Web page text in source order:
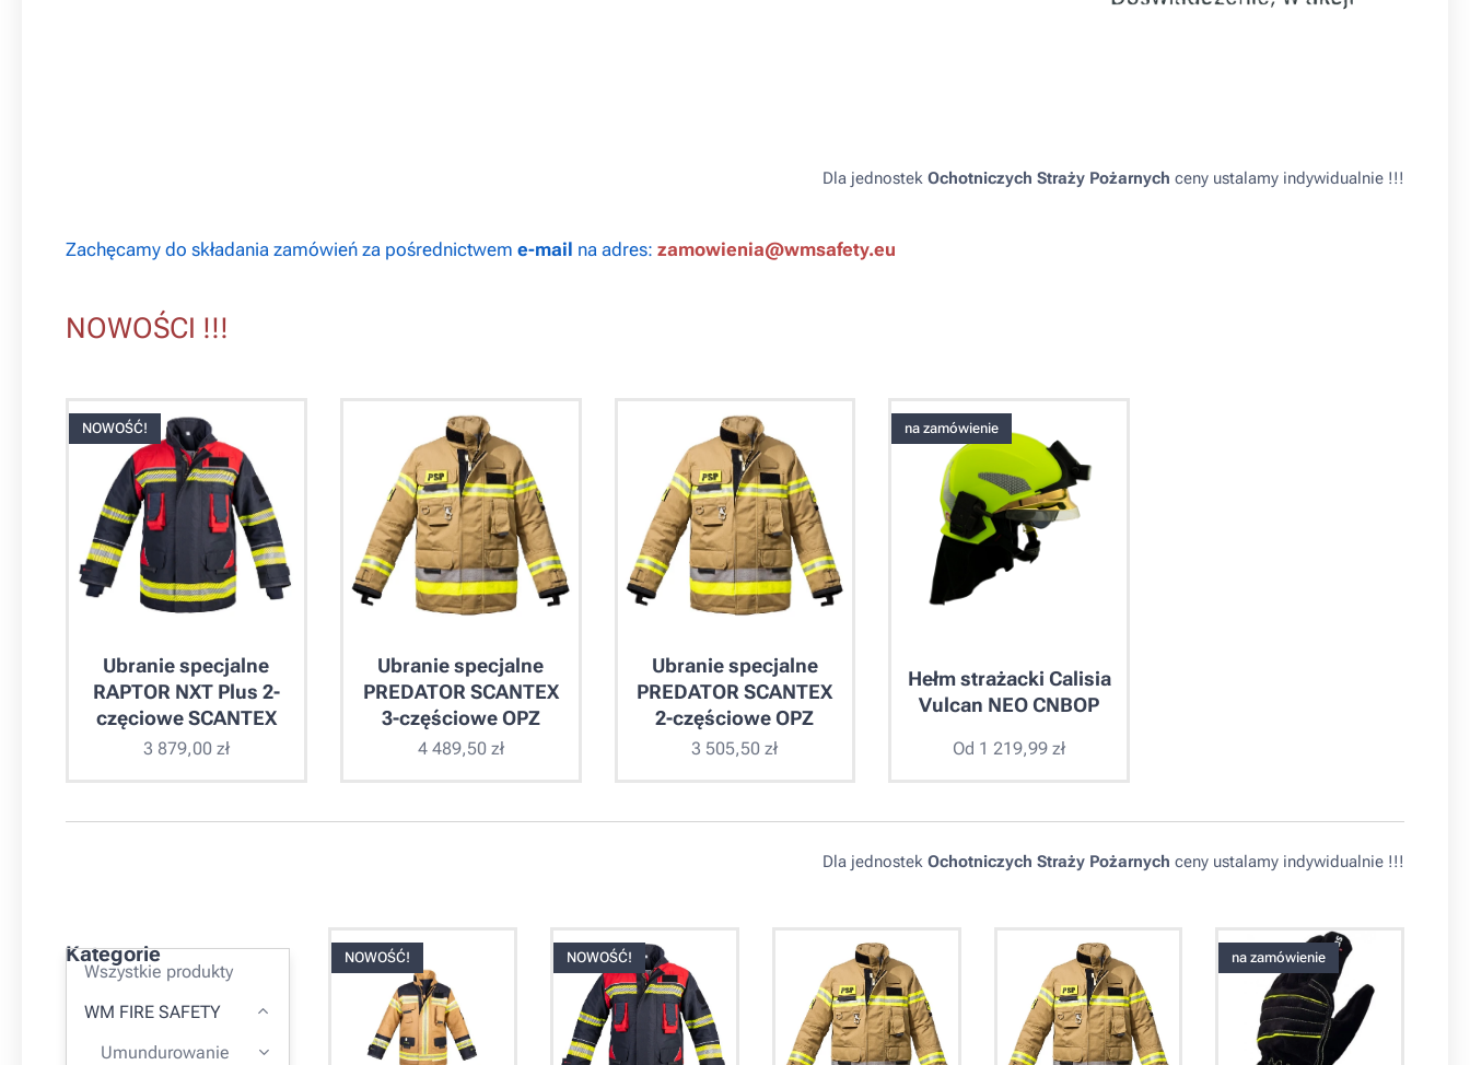
Dla jednostek Ochotniczych Straży Pożarnych ceny ustalamy indywidualnie !!!
Zachęcamy do składania zamówień za pośrednictwem e-mail na adres: zamowienia@wmsafety.eu
NOWOŚCI !!!
Ubranie specjalne
RAPTOR NXT Plus 2-
częciowe SCANTEX
NOWOŚĆ!
3 879,00zł
Ubranie specjalne
PREDATOR SCANTEX
3-częściowe OPZ
4 489,50zł
Ubranie specjalne
PREDATOR SCANTEX
2-częściowe OPZ
3 505,50 zł
Hełm strażacki Calisia
Vulcan NEO CNBOP
na zamówienie
Od 1 219,99 zł
Dla jednostek Ochotniczych Straży Pożarnych ceny ustalamy indywidualnie !!!
Kategorie
Wszystkie produkty
WM FIRE SAFETY
Umundurowanie
NOWOŚĆ! NOWOŚĆ! na zamówienie